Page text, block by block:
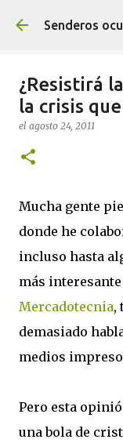
Ir
Senderos
¿Resistirá
la crisis
el agosto 24, 2011
Mucha gente
donde he
incluso hasta
más interesante
Mercadotecnia,
demasiado
medios
Pero esta
una bola de